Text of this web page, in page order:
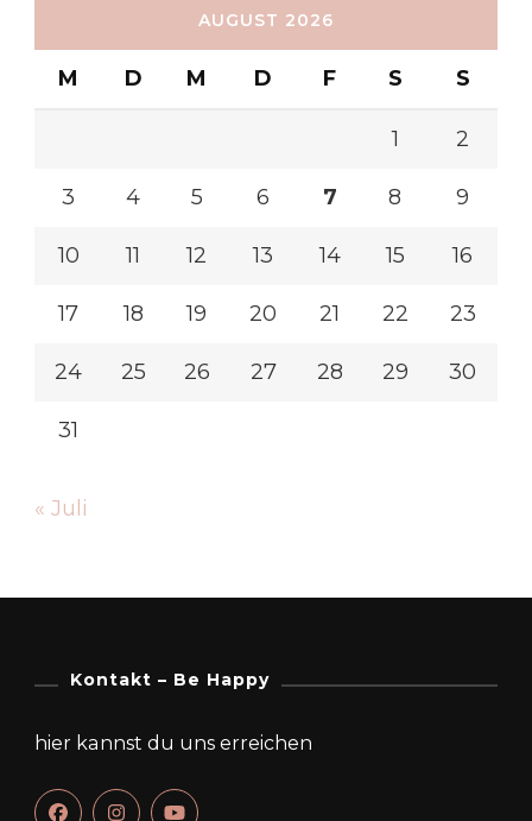
AUGUST 2026
M D M D F S S
1 2
3 4 5 6 7 8 9
10 11 12 13 14 15 16
17 18 19 20 21 22 23
24 25 26 27 28 29 30
31
« Juli
Kontakt – Be Happy
hier kannst du uns erreichen